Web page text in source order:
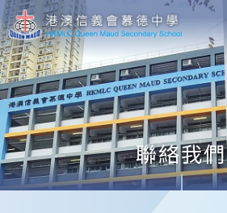
移至主內容
聯絡我們